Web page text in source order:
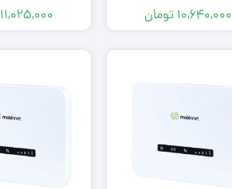
۱۰,۶۴۰,۰۰۰ تومان ۱۱,۰۲۵,۰۰۰